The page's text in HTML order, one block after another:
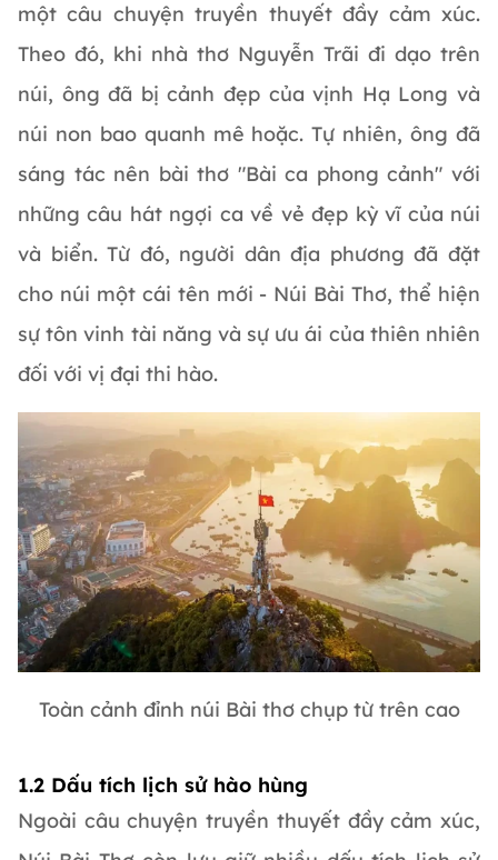
một câu chuyện truyền thuyết đầy cảm xúc.
Theo đó, khi nhà thơ Nguyễn Trãi đi dạo trên
núi, ông đã bị cảnh đẹp của vịnh Hạ Long và
núi non bao quanh mê hoặc. Tự nhiên, ông đã
sáng tác nên bài thơ "Bài ca phong cảnh" với
những câu hát ngợi ca về vẻ đẹp kỳ vĩ của núi
và biển. Từ đó, người dân địa phương đã đặt
cho núi một cái tên mới - Núi Bài Thơ, thể hiện
sự tôn vinh tài năng và sự ưu ái của thiên nhiên
đối với vị đại thi hào.
Toàn cảnh đỉnh núi Bài thơ chụp từ trên cao
1.2 Dấu tích lịch sử hào hùng
Ngoài câu chuyện truyền thuyết đầy cảm xúc,